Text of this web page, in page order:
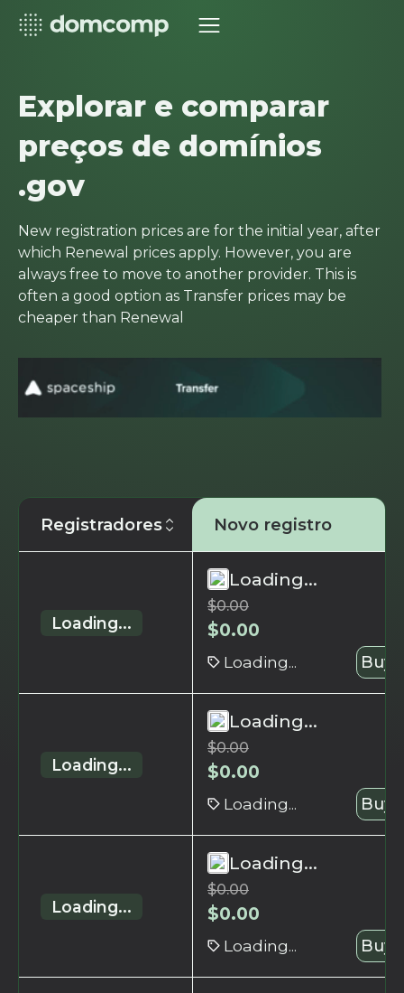
Explorar e comparar
preços de domínios
.gov
New registration prices are for the initial year, after
which Renewal prices apply. However, you are
always free to move to another provider. This is
often a good option as Transfer prices may be
cheaper than Renewal
Registradores Novo registro
Loading...
Loading...
$0.00
$0.00
Loading... Buy
Loading...
Loading...
$0.00
$0.00
Loading... Buy
Loading...
Loading...
$0.00
$0.00
Loading... Buy